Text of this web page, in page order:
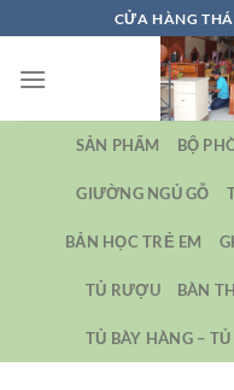
qua
nội
CỬA HÀNG
SẢN PHẨM BỘ
GIƯỜNG NGỦ GỖ
BẢN HỌC TRẺ EM
TỦ RƯỢU BÀN
TỦ BÀY HÀNG – TỦ